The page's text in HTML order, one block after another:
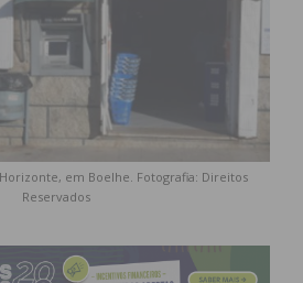
em Boelhe. Fotografia: Direitos
Reservados